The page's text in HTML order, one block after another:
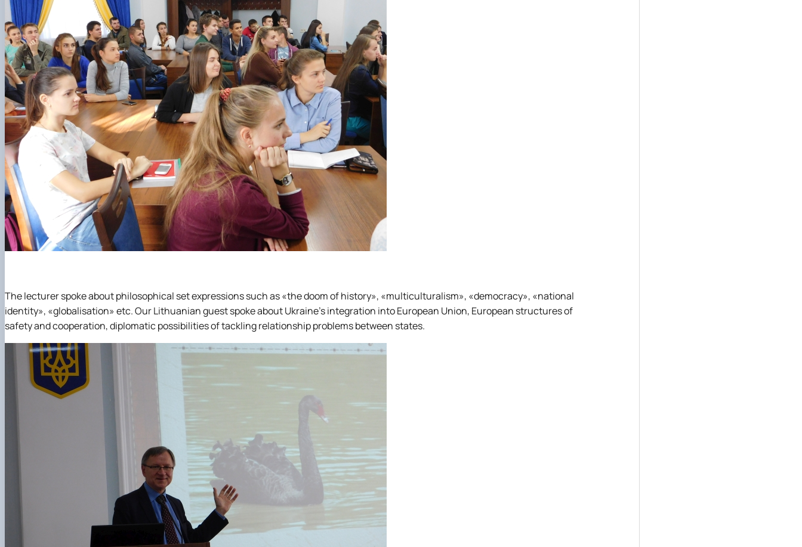
The lecturer spoke about philosophical set expressions such as «the doom of history», «multiculturalism», «democracy», «national
identity», «globalisation» etc. Our Lithuanian guest spoke about Ukraine’s integration into European Union, European structures of
safety and cooperation, diplomatic possibilities of tackling relationship problems between states.